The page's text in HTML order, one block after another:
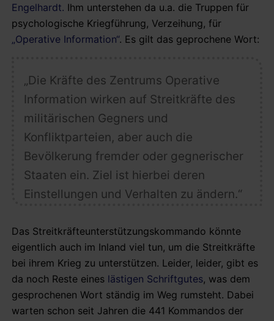
Engelhardt. Ihm unterstehen da u.a. die Truppen für
psychologische Kriegführung, Verzeihung, für
„Operative Information“. Es gilt das geprochene Wort:
„Die Kräfte des Zentrums Operative
Information wirken auf Streitkräfte des
militärischen Gegners und
Konfliktparteien, aber auch die
Bevölkerung fremder oder gegnerischer
Staaten ein. Ziel ist hierbei deren
Einstellungen und Verhalten zu ändern.“
Das Streitkräfteunterstützungskommando könnte
eigentlich auch im Inland viel tun, um die Streitkräfte
bei ihrem Krieg zu unterstützen. Leider, leider, gibt es
da noch Reste eines lästigen Schriftgutes, was dem
gesprochenen Wort ständig im Weg rumsteht. Dabei
warten schon seit Jahren die 441 Kommandos der